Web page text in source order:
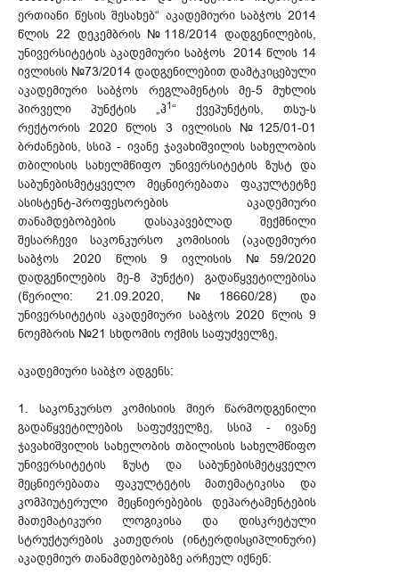
ერთიანი წესის შესახებ“ აკადემიური საბჭოს 2014
წლის 22 დეკემბრის №118/2014 დადგენილების,
უნივერსიტეტის აკადემიური საბჭოს 2014 წლის 14
ივლისის №73/2014 დადგენილებით დამტკიცებული
აკადემიური საბჭოს რეგლამენტის მე-5 მუხლის
პირველი პუნქტის „ჰ1“ ქვეპუნქტის, თსუ-ს
რექტორის 2020 წლის 3 ივლისის №125/01-01
ბრძანების, სსიპ - ივანე ჯავახიშვილის სახელობის
თბილისის სახელმწიფო უნივერსიტეტის ზუსტ და
საბუნებისმეტყველო მეცნიერებათა ფაკულტეტზე
ასისტენტ-პროფესორების აკადემიური
თანამდებობების დასაკავებლად შექმნილი
შესარჩევი საკონკურსო კომისიის (აკადემიური
საბჭოს 2020 წლის 9 ივლისის №59/2020
დადგენილების მე-8 პუნქტი) გადაწყვეტილებისა
(წერილი: 21.09.2020, №18660/28) და
უნივერსიტეტის აკადემიური საბჭოს 2020 წლის 9
ნოემბრის №21 სხდომის ოქმის საფუძველზე,
აკადემიური საბჭო ადგენს:
1. საკონკურსო კომისიის მიერ წარმოდგენილი
გადაწყვეტილების საფუძველზე, სსიპ - ივანე
ჯავახიშვილის სახელობის თბილისის სახელმწიფო
უნივერსიტეტის ზუსტ და საბუნებისმეტყველო
მეცნიერებათა ფაკულტეტის მათემატიკისა და
კომპიუტერული მეცნიერებების დეპარტამენტების
მათემატიკური ლოგიკისა და დისკრეტული
სტრუქტურების კათედრის (ინტერდისციპლინური)
აკადემიურ თანამდებობებზე არჩეულ იქნენ: